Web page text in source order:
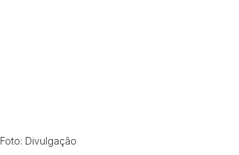
Foto: Divulgação